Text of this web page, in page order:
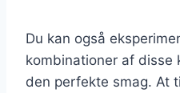
Du kan også
kombinationer af disse
den perfekte smag. At